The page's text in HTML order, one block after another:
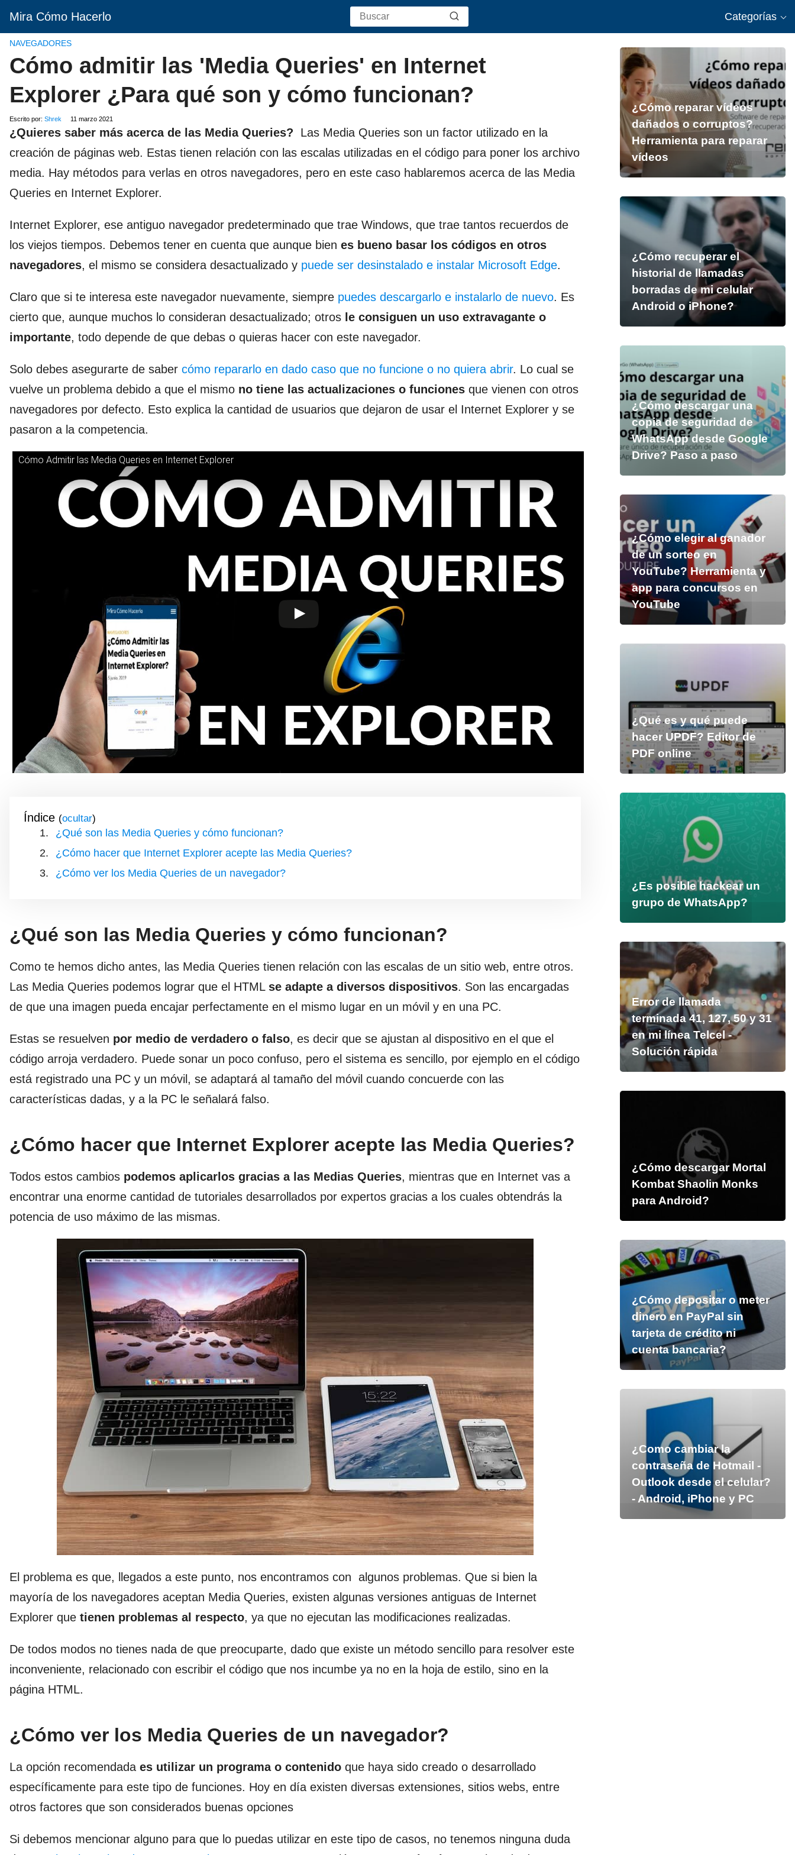
Mira Cómo Hacerlo Categorías
NAVEGADORES
Cómo admitir las 'Media Queries' en Internet
Explorer ¿Para qué son y cómo funcionan?
Escrito por: Shrek 11 marzo 2021
¿Quieres saber más acerca de las Media Queries? Las Media Queries son un factor utilizado en la
creación de páginas web. Estas tienen relación con las escalas utilizadas en el código para poner los archivo
media. Hay métodos para verlas en otros navegadores, pero en este caso hablaremos acerca de las Media
Queries en Internet Explorer.
Internet Explorer, ese antiguo navegador predeterminado que trae Windows, que trae tantos recuerdos de
los viejos tiempos. Debemos tener en cuenta que aunque bien es bueno basar los códigos en otros
navegadores, el mismo se considera desactualizado y puede ser desinstalado e instalar Microsoft Edge.
Claro que si te interesa este navegador nuevamente, siempre puedes descargarlo e instalarlo de nuevo. Es
cierto que, aunque muchos lo consideran desactualizado; otros le consiguen un uso extravagante o
importante, todo depende de que debas o quieras hacer con este navegador.
Solo debes asegurarte de saber cómo repararlo en dado caso que no funcione o no quiera abrir. Lo cual se
vuelve un problema debido a que el mismo no tiene las actualizaciones o funciones que vienen con otros
navegadores por defecto. Esto explica la cantidad de usuarios que dejaron de usar el Internet Explorer y se
pasaron a la competencia.
Cómo Admitir las Media Queries en Internet Explorer
Índice ( )
¿Qué son las Media Queries y cómo funcionan?
¿Cómo hacer que Internet Explorer acepte las Media Queries?
¿Cómo ver los Media Queries de un navegador?
¿Qué son las Media Queries y cómo funcionan?
Como te hemos dicho antes, las Media Queries tienen relación con las escalas de un sitio web, entre otros.
Las Media Queries podemos lograr que el HTML se adapte a diversos dispositivos. Son las encargadas
de que una imagen pueda encajar perfectamente en el mismo lugar en un móvil y en una PC.
Estas se resuelven por medio de verdadero o falso, es decir que se ajustan al dispositivo en el que el
código arroja verdadero. Puede sonar un poco confuso, pero el sistema es sencillo, por ejemplo en el código
está registrado una PC y un móvil, se adaptará al tamaño del móvil cuando concuerde con las
características dadas, y a la PC le señalará falso.
¿Cómo hacer que Internet Explorer acepte las Media Queries?
Todos estos cambios podemos aplicarlos gracias a las Medias Queries, mientras que en Internet vas a
encontrar una enorme cantidad de tutoriales desarrollados por expertos gracias a los cuales obtendrás la
potencia de uso máximo de las mismas.
El problema es que, llegados a este punto, nos encontramos con algunos problemas. Que si bien la
mayoría de los navegadores aceptan Media Queries, existen algunas versiones antiguas de Internet
Explorer que tienen problemas al respecto, ya que no ejecutan las modificaciones realizadas.
De todos modos no tienes nada de que preocuparte, dado que existe un método sencillo para resolver este
inconveniente, relacionado con escribir el código que nos incumbe ya no en la hoja de estilo, sino en la
página HTML.
¿Cómo ver los Media Queries de un navegador?
La opción recomendada es utilizar un programa o contenido que haya sido creado o desarrollado
específicamente para este tipo de funciones. Hoy en día existen diversas extensiones, sitios webs, entre
otros factores que son considerados buenas opciones
Si debemos mencionar alguno para que lo puedas utilizar en este tipo de casos, no tenemos ninguna duda
¿Cómo reparar vídeos
dañados o corruptos?
Herramienta para reparar
vídeos
¿Cómo recuperar el
historial de llamadas
borradas de mi celular
Android o iPhone?
¿Cómo descargar una
copia de seguridad de
WhatsApp desde Google
Drive? Paso a paso
¿Cómo elegir al ganador
de un sorteo en
YouTube? Herramienta y
app para concursos en
YouTube
¿Qué es y qué puede
hacer UPDF? Editor de
PDF online
¿Es posible hackear un
grupo de WhatsApp?
Error de llamada
terminada 41, 127, 50 y 31
en mi línea Telcel -
Solución rápida
¿Cómo descargar Mortal
Kombat Shaolin Monks
para Android?
¿Cómo depositar o meter
dinero en PayPal sin
tarjeta de crédito ni
cuenta bancaria?
¿Como cambiar la
contraseña de Hotmail -
Outlook desde el celular?
- Android, iPhone y PC